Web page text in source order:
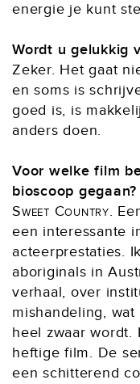
energie je kunt
Wordt u gelukkig
Zeker. Het gaat
en soms is
goed is, is
anders doen.
Voor welke film
bioscoop gegaan?
Sweet Country.
een interessante
acteerprestaties.
aboriginals in
verhaal, over
mishandeling,
heel zwaar wordt.
heftige film. De
een schitterend